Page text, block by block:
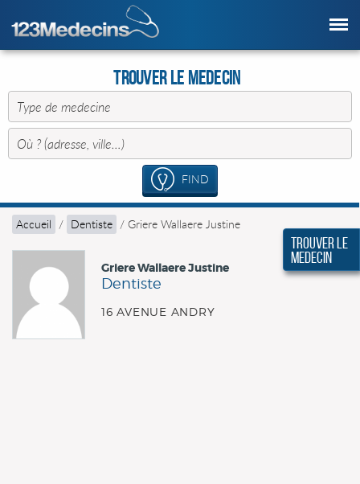
Trouver le Medecin
FIND
Accueil / Dentiste / Griere Wallaere Justine
Griere Wallaere Justine
Dentiste
16 AVENUE ANDRY
Trouver le
Medecin